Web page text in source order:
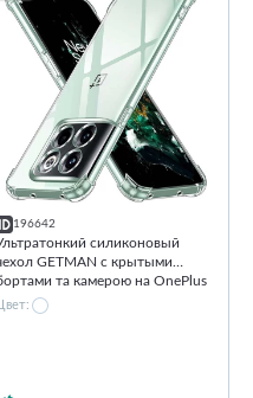
196642
силиконовый
GETMAN с крытыми
та камерою на OnePlus
Цвет: